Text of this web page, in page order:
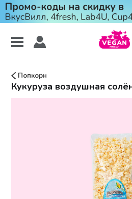
Попкорн
Кукуруза воздушная